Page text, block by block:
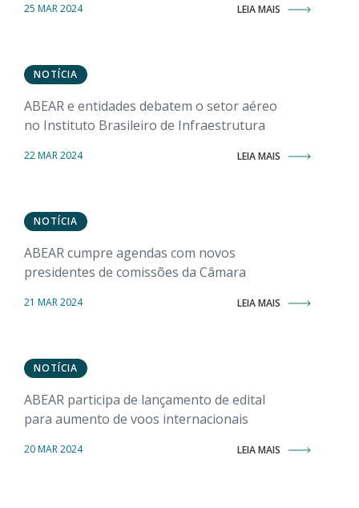
25 MAR 2024 LEIA MAIS
NOTÍCIA
ABEAR e entidades debatem o setor aéreo
no Instituto Brasileiro de Infraestrutura
22 MAR 2024 LEIA MAIS
NOTÍCIA
ABEAR cumpre agendas com novos
presidentes de comissões da Câmara
21 MAR 2024 LEIA MAIS
NOTÍCIA
ABEAR participa de lançamento de edital
para aumento de voos internacionais
20 MAR 2024 LEIA MAIS